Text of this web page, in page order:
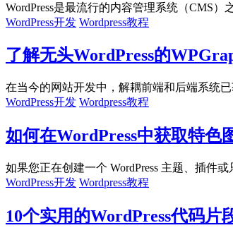
WordPress是最流行的内容管理系统（CMS）
WordPress开发 Wordpress教程
了解无头WordPress的
在当今的网站开发中，解耦前端和后端系统
WordPress开发 Wordpress教程
如何在WordPress中获取特色
如果您正在创建一个 WordPress 主题、插件
WordPress开发 Wordpress教程
10个实用的WordPress代码片